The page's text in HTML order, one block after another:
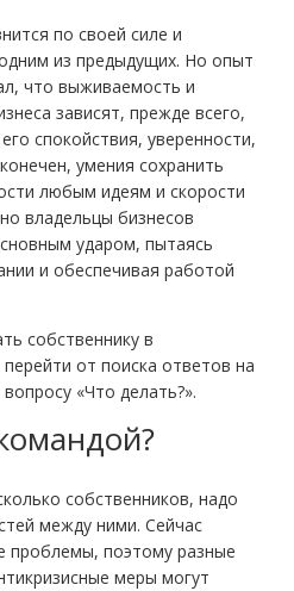
по своей силе и
из предыдущих. Но опыт
что выживаемость и
зависят, прежде всего,
спокойствия, уверенности,
умения сохранить
любым идеям и скорости
владельцы бизнесов
ударом, пытаясь
и обеспечивая работой
собственнику в
от поиска ответов на
«Что делать?».
собственников, надо
между ними. Сейчас
проблемы, поэтому разные
меры могут